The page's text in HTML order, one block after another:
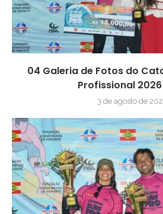
04 Galeria de Fotos do
Profissional 2026
3 de agosto de